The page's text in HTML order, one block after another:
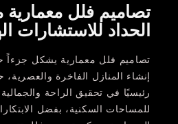
تصاميم فلل
الحداد للاستشارات
تصاميم فلل معمارية يشكل جزءاً
إنشاء المنازل الفاخرة والعصرية،
رئيسيًا في تحقيق الراحة
للمساحات السكنية، بفضل